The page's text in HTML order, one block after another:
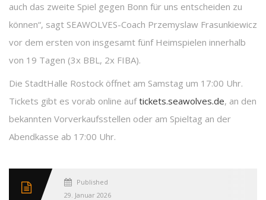
auch das zweite Spiel gegen Bonn für uns entscheiden zu
können“, sagt SEAWOLVES-Coach Przemyslaw Frasunkiewicz
vor dem ersten von insgesamt fünf Heimspielen innerhalb
von 19 Tagen (3x BBL, 2x FIBA).
Die StadtHalle Rostock öffnet am Samstag um 17:00 Uhr.
Tickets gibt es vorab online auftickets.seawolves.de, an den
bekannten Vorverkaufsstellen oder am Spieltag an der
Abendkasse ab 17:00 Uhr.
Published
29. Januar 2026